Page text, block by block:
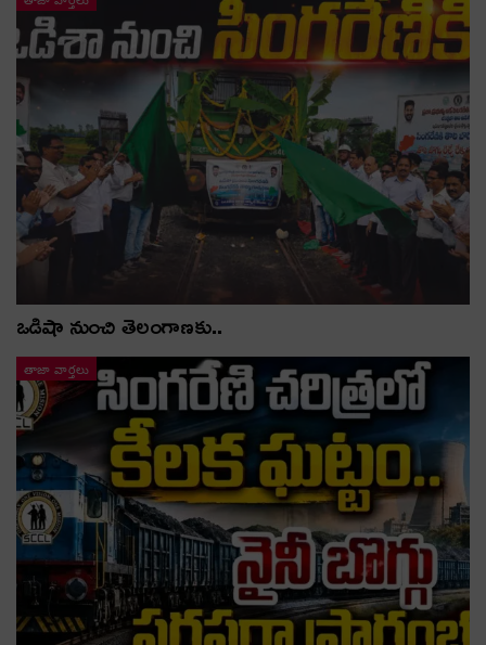
ఒడిషా నుంచి తెలంగాణ‌కు..
తాజా వార్తలు